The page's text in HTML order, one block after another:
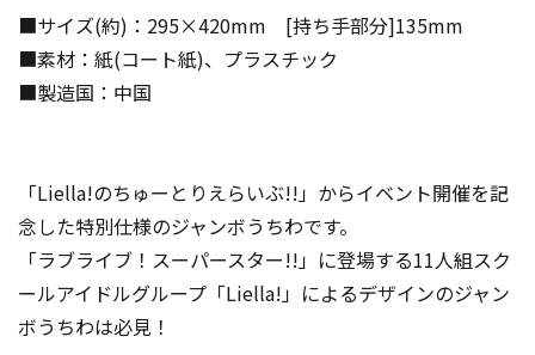
■サイズ(約)：295×420mm [持ち手部分]135mm
■素材：紙(コート紙)、プラスチック
■製造国：中国
「Liella!のちゅーとりえらいぶ!!」からイベント開催を記
念した特別仕様のジャンボうちわです。
「ラブライブ！スーパースター!!」に登場する11人組スク
ールアイドルグループ「Liella!」によるデザインのジャン
ボうちわは必見！